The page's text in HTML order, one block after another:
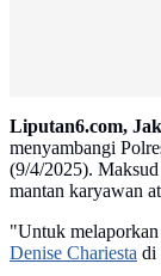
Liputan6.com,
menyambangi
(9/4/2025).
mantan karyawan
"Untuk melaporkan
Denise Chariesta di